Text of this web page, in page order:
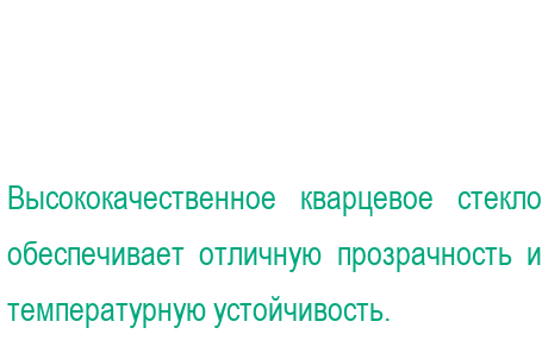
Высококачественное кварцевое стекло
обеспечивает отличную прозрачность и
температурную устойчивость.